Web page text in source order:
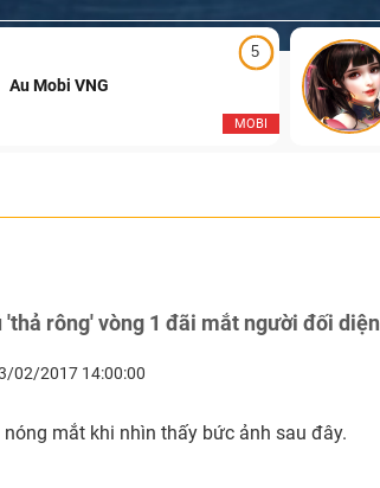
5
MOBI
Au Mobi VNG
'thả rông' vòng 1 đãi mắt người đối diện
02/2017 14:00:00
mắt khi nhìn thấy bức ảnh sau đây.